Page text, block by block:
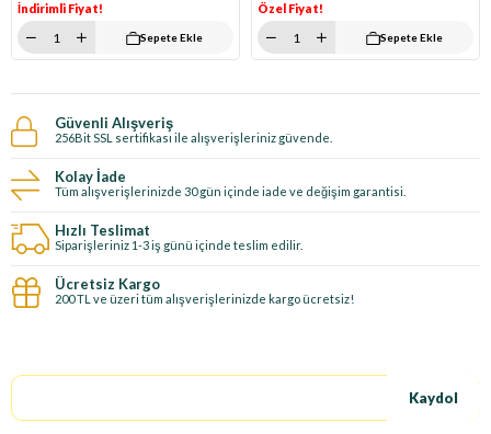
İndirimli Fiyat!
Sepete Ekle
Özel Fiyat!
Sepete Ekle
Güvenli Alışveriş
256Bit SSL sertifikası ile alışverişleriniz güvende.
Kolay İade
Tüm alışverişlerinizde 30 gün içinde iade ve değişim garantisi.
Hızlı Teslimat
Siparişleriniz 1-3 iş günü içinde teslim edilir.
Ücretsiz Kargo
200 TL ve üzeri tüm alışverişlerinizde kargo ücretsiz!
Kaydol